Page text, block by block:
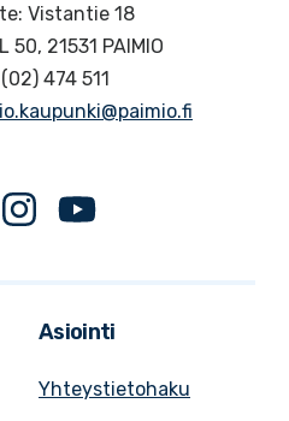
Vistantie 18
50, 21531 PAIMIO
474 511
FacebookInstagram
Asiointi
Yhteystietohaku